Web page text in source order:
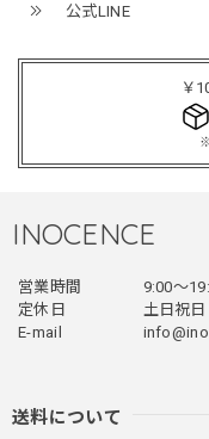
公式LINE
￥
2025/
レッドめちゃくちゃ
てあまり他のお店で
買って良かったです
ブラック/
2025/
首しまる！ってなる
INOCENCE
営業時間
9:00〜
定休日
土日祝日
E-mail
送料について